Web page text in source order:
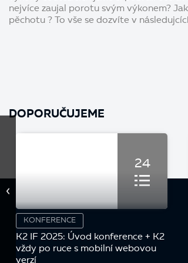
nejvíce zaujal porotu svým výkonem?
pěchotu ? To vše se dozvíte v
DOPORUČUJEME
24
KONFERENCE
K2 IF 2025: Úvod konference + K2
vždy po ruce s mobilní webovou
verzí